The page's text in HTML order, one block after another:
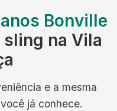
Bonville
na Vila
e a mesma
já conhece.